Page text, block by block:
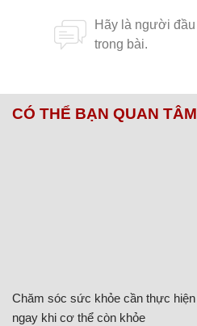
CÓ THỂ BẠN QUAN TÂM
Chăm sóc sức khỏe cần thực hiện
ngay khi cơ thể còn khỏe